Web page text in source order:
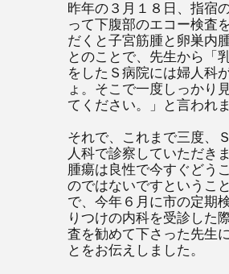
昨年の３月１８日、指宿
って下腹部のエコー検査
だくと子宮筋腫と卵巣内
とのことで、先生から「
をしたＳ病院には婦人科
ょ。そこで一度しっかり
てください。」と言われま
それで、これまで三度、
人科で診察していただき
腫瘍は良性で今すぐどう
のではないですというこ
で、今年６月に市の定期
りつけの内科を受診した
査を勧めて下さった先生
とをお伝えしました。